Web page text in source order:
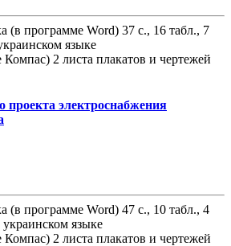
(в программе Word) 37 с., 16 табл., 7
языке
2 листа плакатов и чертежей
проекта электроснабжения
(в программе Word) 47 с., 10 табл., 4
языке
2 листа плакатов и чертежей